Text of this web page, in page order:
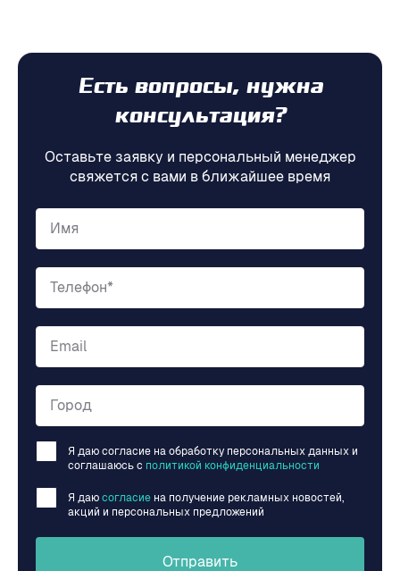
Есть вопросы, нужна
консультация?
Оставьте заявку и персональный менеджер
свяжется с вами в ближайшее время
Имя
Телефон*
Email
Город
Я даю согласие на обработку персональных данных и
соглашаюсь c политикой конфиденциальности
Я даю согласие на получение рекламных новостей,
акций и персональных предложений
Отправить